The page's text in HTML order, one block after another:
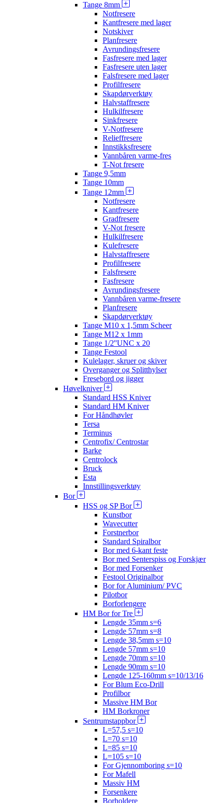
Tange 8mm
Notfresere
Kantfresere med lager
Notskiver
Planfresere
Avrundingsfresere
Fasfresere med lager
Fasfresere uten lager
Falsfresere med lager
Profilfresere
Skapdørverktøy
Halvstaffresere
Hulkilfresere
Sinkfresere
V-Notfresere
Relieffresere
Innstikksfresere
Vannbåren varme-fres
T-Not fresere
Tange 9,5mm
Tange 10mm
Tange 12mm
Notfresere
Kantfresere
Gradfresere
V-Not fresere
Hulkilfresere
Kulefresere
Halvstaffresere
Profilfresere
Falsfresere
Fasfresere
Avrundingsfresere
Vannbåren varme-fresere
Planfresere
Skapdørverktøy
Tange M10 x 1,5mm Scheer
Tange M12 x 1mm
Tange 1/2''UNC x 20
Tange Festool
Kulelager, skruer og skiver
Overganger og Splitthylser
Fresebord og jigger
Høvelkniver
Standard HSS Kniver
Standard HM Kniver
For Håndhøvler
Tersa
Terminus
Centrofix/ Centrostar
Barke
Centrolock
Bruck
Esta
Innstillingsverktøy
Bor
HSS og SP Bor
Kunstbor
Wavecutter
Forstnerbor
Standard Spiralbor
Bor med 6-kant feste
Bor med Senterspiss og Forskjær
Bor med Forsenker
Festool Originalbor
Bor for Aluminium/ PVC
Pilotbor
Borforlengere
HM Bor for Tre
Lengde 35mm s=6
Lengde 57mm s=8
Lengde 38,5mm s=10
Lengde 57mm s=10
Lengde 70mm s=10
Lengde 90mm s=10
Lengde 125-160mm s=10/13/16
For Blum Eco-Drill
Profilbor
Massive HM Bor
HM Borkroner
Sentrumstappbor
L=57,5 s=10
L=70 s=10
L=85 s=10
L=105 s=10
For Gjennomboring s=10
For Mafell
Massiv HM
Forsenkere
Borholdere